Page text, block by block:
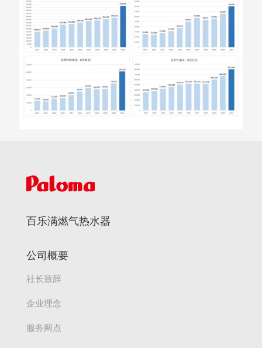
百乐满燃气热水器
公司概要
社长致辞
企业理念
服务网点